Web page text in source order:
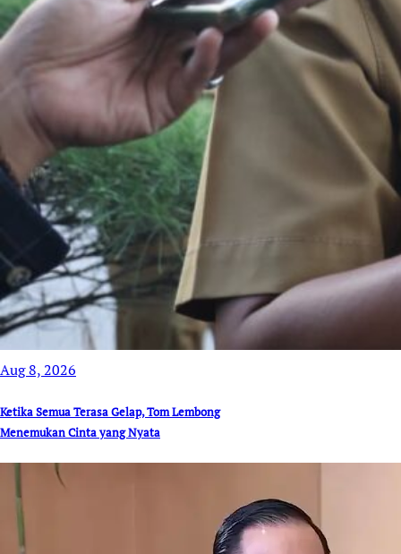
Aug 8, 2026
Ketika Semua Terasa Gelap, Tom Lembong
Menemukan Cinta yang Nyata